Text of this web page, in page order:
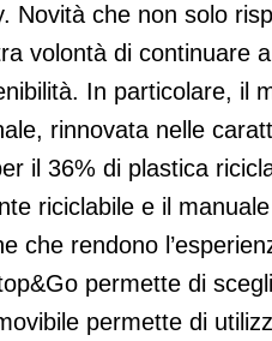
Novità che non solo
volontà di continuare
In particolare, il
rinnovata nelle
il 36% di plastica
riciclabile e il
che rendono
permette di
permette di